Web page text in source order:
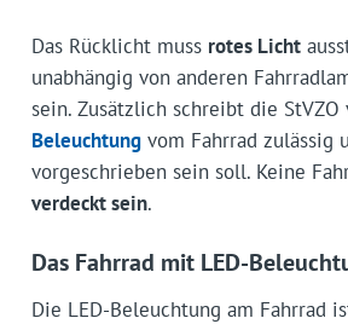
Das Rücklicht muss rotes Licht
unabhängig von anderen
sein. Zusätzlich schreibt die StVZO
Beleuchtungvom Fahrrad zulässig
vorgeschrieben sein soll. Keine
verdeckt sein.
Das Fahrrad mit LED-
Die LED-Beleuchtung am Fahrrad